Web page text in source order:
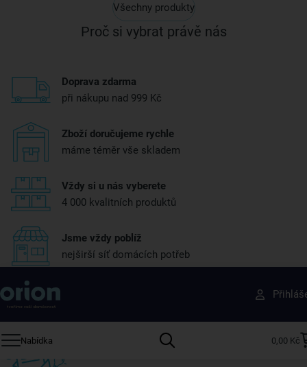
Všechny produkty
Proč si vybrat právě nás
Doprava zdarma
při nákupu nad 999 Kč
Zboží doručujeme rychle
máme téměr vše skladem
Vždy si u nás vyberete
4 000 kvalitních produktů
Jsme vždy poblíž
nejširší síť domácích potřeb
Nabídka 0,00 Kč
Získejte rady, recepty a tipy na slevy dřív než
ostatní
Přihlaste se k odběru našeho newsletteru.